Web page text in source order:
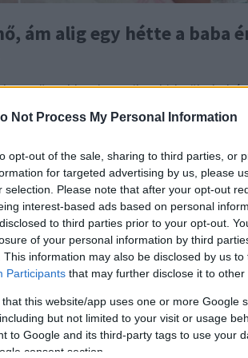
Not Process My Personal Information
opt-out of the sale, sharing to third parties, or
for targeted advertising by us, please
selection. Please note that after your opt-out
interest-based ads based on personal
to third parties prior to your opt-out.
of your personal information by third
This information may also be disclosed by us
Participants that may further disclose it to other
that this website/app uses one or more Google
but not limited to your visit or usage
to Google and its third-party tags to use your
consent section.
ám alig egy hétte a baba
együtt akkor is, amikor kiderült, babát
szebbnél-szebb képekkel mutatta
így vele együtt rengetegen
infuenszer váratlanul eltűnt a
önszántából.Alig egy héttel a
szervezett neki.
hogy időközben